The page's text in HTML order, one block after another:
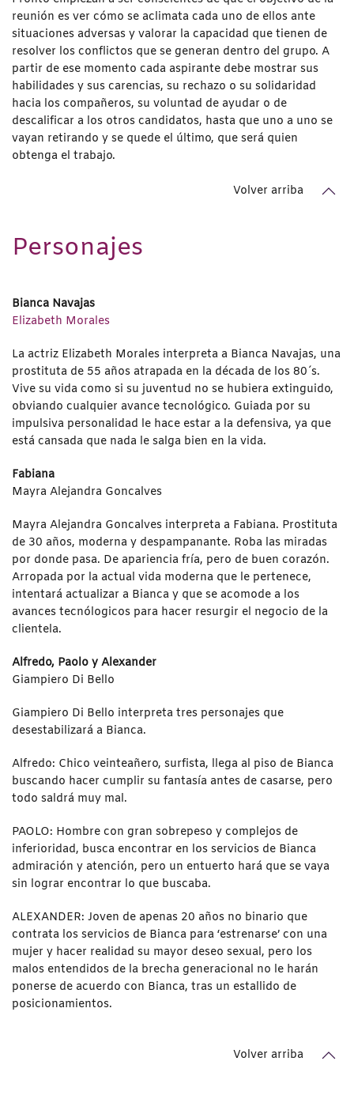
reunión es ver cómo se aclimata cada uno de ellos ante
situaciones adversas y valorar la capacidad que tienen de
resolver los conflictos que se generan dentro del grupo. A
partir de ese momento cada aspirante debe mostrar sus
habilidades y sus carencias, su rechazo o su solidaridad
hacia los compañeros, su voluntad de ayudar o de
descalificar a los otros candidatos, hasta que uno a uno se
vayan retirando y se quede el último, que será quien
obtenga el trabajo.
Volver arriba
Personajes
Bianca Navajas
Elizabeth Morales
La actriz Elizabeth Morales interpreta a Bianca Navajas, una
prostituta de 55 años atrapada en la década de los 80´s.
Vive su vida como si su juventud no se hubiera extinguido,
obviando cualquier avance tecnológico. Guiada por su
impulsiva personalidad le hace estar a la defensiva, ya que
está cansada que nada le salga bien en la vida.
Fabiana
Mayra Alejandra Goncalves
Mayra Alejandra Goncalves interpreta a Fabiana. Prostituta
de 30 años, moderna y despampanante. Roba las miradas
por donde pasa. De apariencia fría, pero de buen corazón.
Arropada por la actual vida moderna que le pertenece,
intentará actualizar a Bianca y que se acomode a los
avances tecnólogicos para hacer resurgir el negocio de la
clientela.
Alfredo, Paolo y Alexander
Giampiero Di Bello
Giampiero Di Bello interpreta tres personajes que
desestabilizará a Bianca.
Alfredo: Chico veinteañero, surfista, llega al piso de Bianca
buscando hacer cumplir su fantasía antes de casarse, pero
todo saldrá muy mal.
PAOLO: Hombre con gran sobrepeso y complejos de
inferioridad, busca encontrar en los servicios de Bianca
admiración y atención, pero un entuerto hará que se vaya
sin lograr encontrar lo que buscaba.
ALEXANDER: Joven de apenas 20 años no binario que
contrata los servicios de Bianca para ‘estrenarse’ con una
mujer y hacer realidad su mayor deseo sexual, pero los
malos entendidos de la brecha generacional no le harán
ponerse de acuerdo con Bianca, tras un estallido de
posicionamientos.
Volver arriba